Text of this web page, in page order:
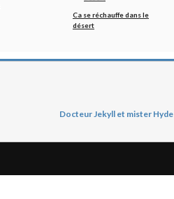
Ca se réchauffe dans le
désert
Docteur Jekyll et mister Hyde